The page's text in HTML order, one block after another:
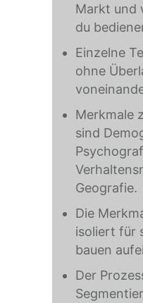
Markt und
du
Einzelne
ohne
Merkmale
sind
Geografie.
Die
isoliert für
bauen
Der